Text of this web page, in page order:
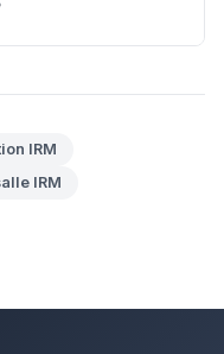
IRM
IRM